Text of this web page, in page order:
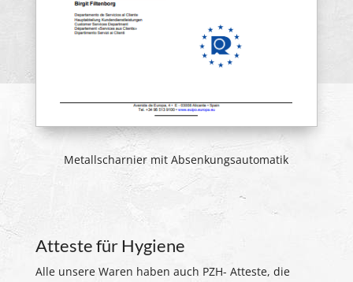
Metallscharnier mit Absenkungsautomatik
Atteste für Hygiene
Alle unsere Waren haben auch PZH- Atteste, die